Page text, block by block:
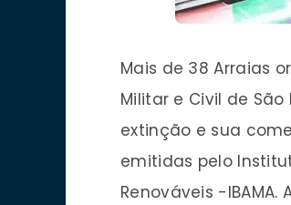
Mais de 38 Arraias
Militar e Civil de
extinção e sua
emitidas pelo
Renováveis -